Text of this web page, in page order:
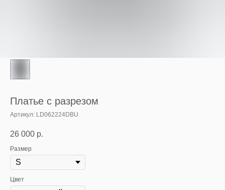
Платье с разрезом
Артикул: LD062224DBU
26 000 р.
Размер
Цвет